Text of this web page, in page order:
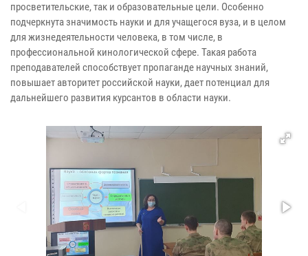
просветительские, так и образовательные цели. Особенно
подчеркнута значимость науки и для учащегося вуза, и в целом
для жизнедеятельности человека, в том числе, в
профессиональной кинологической сфере. Такая работа
преподавателей способствует пропаганде научных знаний,
повышает авторитет российской науки, дает потенциал для
дальнейшего развития курсантов в области науки.